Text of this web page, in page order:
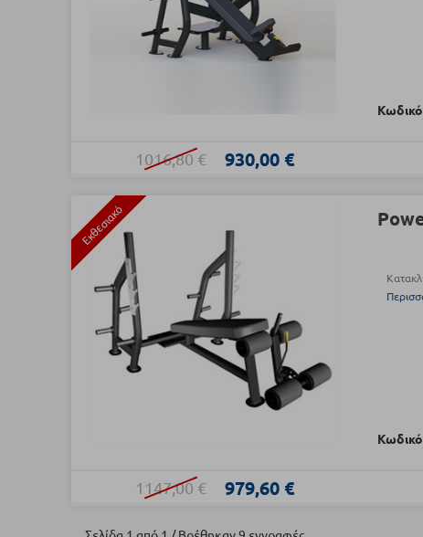
1016,80 € 930,00 €
Εκθεσιακό
1147,00 € 979,60 €